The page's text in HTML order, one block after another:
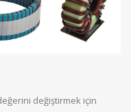
değiştirmek için